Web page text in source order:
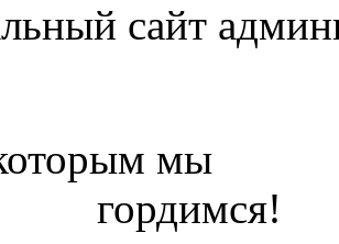
сайт
мы